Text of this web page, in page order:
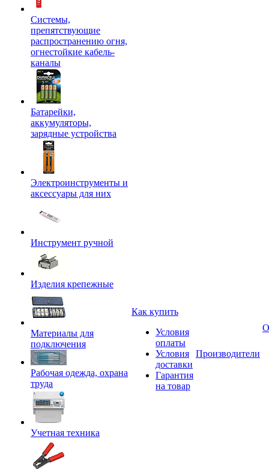
Системы,
препятствующие
распространению огня,
огнестойкие кабель-
каналы
Батарейки,
аккумуляторы,
зарядные устройства
Электроинструменты и
аксессуары для них
Инструмент ручной
Изделия крепежные
Материалы для
подключения
Рабочая одежда, охрана
труда
Учетная техника
Как купить
Условия
оплаты
Условия
доставки
Гарантия
на товар
Производители